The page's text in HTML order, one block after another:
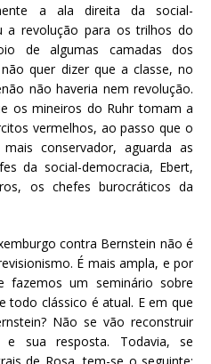
a ala direita da social-
a revolução para os trilhos do
de algumas camadas dos
quer dizer que a classe, no
não haveria nem revolução.
os mineiros do Ruhr tomam a
vermelhos, ao passo que o
conservador, aguarda as
da social-democracia, Ebert,
os chefes burocráticos da
contra Bernstein não é
É mais ampla, e por
fazemos um seminário sobre
todo clássico é atual. E em que
Não se vão reconstruir
sua resposta. Todavia, se